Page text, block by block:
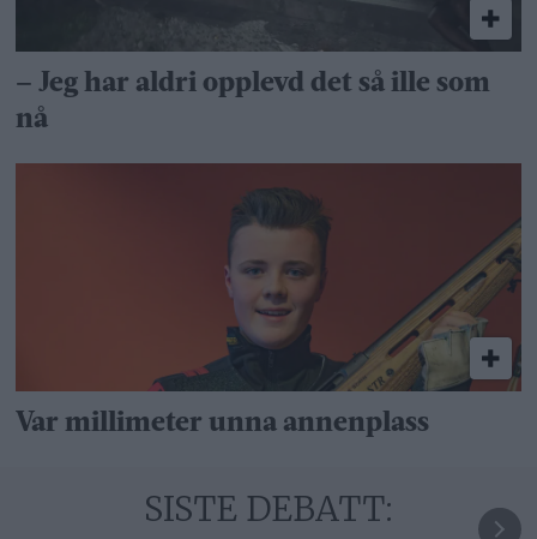
– Jeg har aldri opplevd det så ille som
nå
Var millimeter unna annenplass
SISTE DEBATT: